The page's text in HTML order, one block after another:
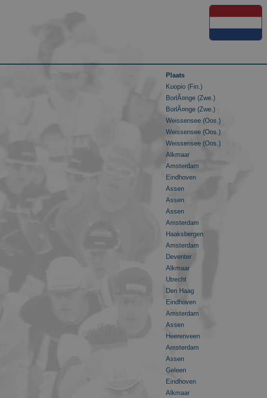
Plaats
Kuopio (Fin.)
BorlÃ¤nge (Zwe.)
BorlÃ¤nge (Zwe.)
Weissensee (Oos.)
Weissensee (Oos.)
Weissensee (Oos.)
Alkmaar
Amsterdam
Eindhoven
Assen
Assen
Assen
Amsterdam
Haaksbergen
Amsterdam
Deventer
Alkmaar
Utrecht
Den Haag
Eindhoven
Amsterdam
Assen
Heerenveen
Amsterdam
Assen
Geleen
Eindhoven
Alkmaar